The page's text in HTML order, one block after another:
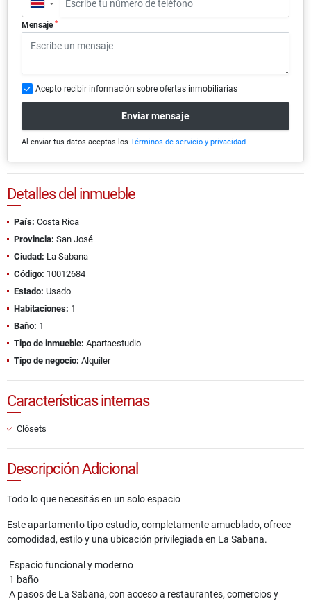
▼
Mensaje *
Acepto recibir información sobre ofertas inmobiliarias
Enviar mensaje
Al enviar tus datos aceptas los Términos de servicio y privacidad
Detalles del inmueble
País: Costa Rica
Provincia: San José
Ciudad: La Sabana
Código: 10012684
Estado: Usado
Habitaciones: 1
Baño: 1
Tipo de inmueble: Apartaestudio
Tipo de negocio: Alquiler
Características internas
Clósets
Descripción Adicional
Todo lo que necesitás en un solo espacio
Este apartamento tipo estudio, completamente amueblado, ofrece
comodidad, estilo y una ubicación privilegiada en La Sabana.
Espacio funcional y moderno
1 baño
A pasos de La Sabana, con acceso a restaurantes, comercios y